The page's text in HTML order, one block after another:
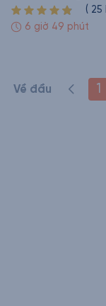
( 25
6 giờ 49 phút
Về đầu 1